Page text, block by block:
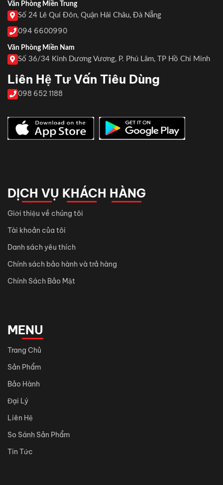
Văn Phòng Miền Trung
Số 24 Lê Quí Đôn, Quận Hải Châu, Đà Nẵng
094 6600990
Văn Phòng Miền Nam
Số 36/34 Kinh Dương Vương, P. Phú Lâm, TP Hồ Chí Minh
Liên Hệ Tư Vấn Tiêu Dùng
098 652 1188
DỊCH VỤ KHÁCH HÀNG
Giới thiệu về chúng tôi
Tài khoản của tôi
Danh sách yêu thích
Chính sách bảo hành và trả hàng
Chính Sách Bảo Mật
MENU
Trang Chủ
Sản Phẩm
Bảo Hành
Đại Lý
Liên Hệ
So Sánh Sản Phẩm
Tin Tức